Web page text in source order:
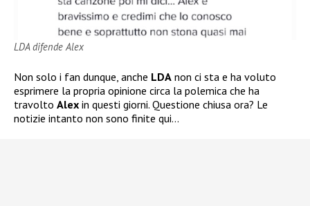
LDA difende Alex
Non solo i fan dunque, anche LDA non ci sta e ha voluto
esprimere la propria opinione circa la polemica che ha
travolto Alex in questi giorni. Questione chiusa ora? Le
notizie intanto non sono finite qui…